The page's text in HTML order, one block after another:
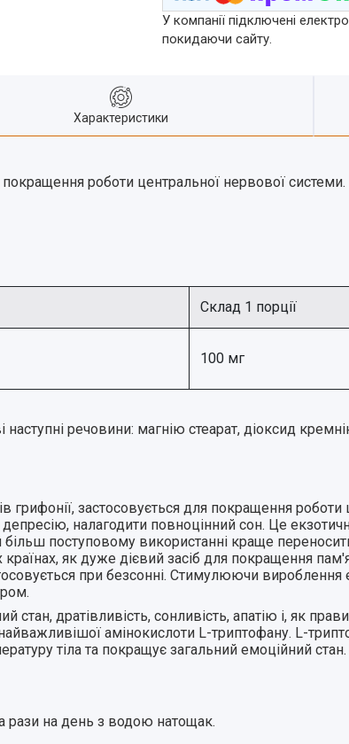
У компанії підключені
покидаючи сайту.
Характеристики
покращення роботи центральної нервової системи.
Склад 1 порції
100 мг
речовини: магнію стеарат, діоксид
грифонії, застосовується для покращення
налагодити повноцінний сон. Це
поступовому використанні краще
як дуже дієвий засіб для покращення
при безсонні. Стимулюючи
дратівливість, сонливість, апатію і, як
амінокислоти L-триптофану. L-
тіла та покращує загальний емоційний
рази на день з водою натощак.